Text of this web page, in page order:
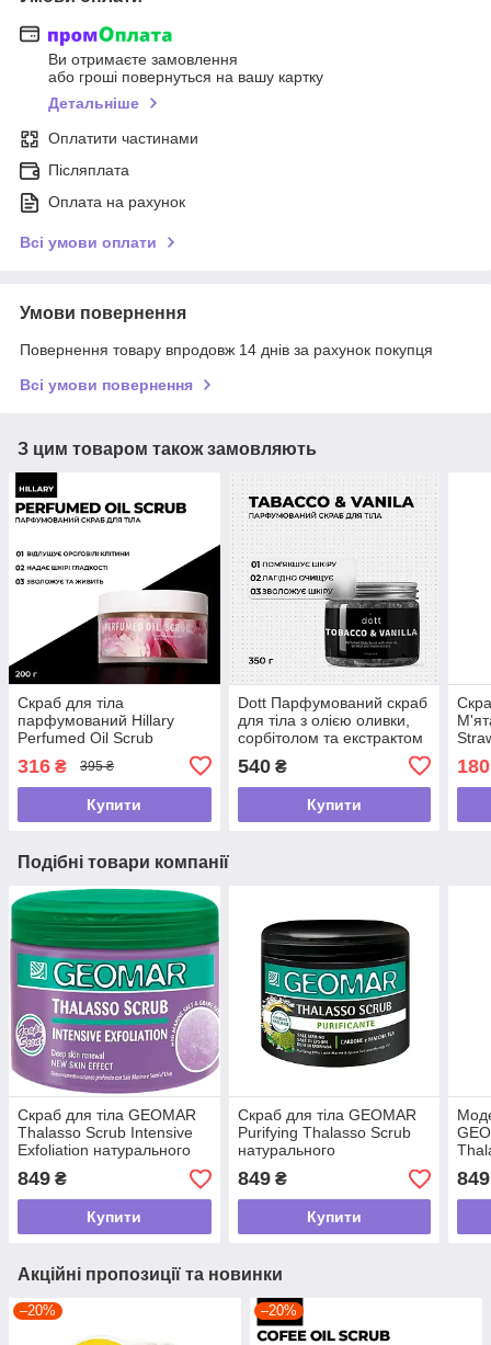
Ви отримаєте замовлення
або гроші повернуться на вашу картку
Детальніше
Оплатити частинами
Післяплата
Оплата на рахунок
Всі умови оплати
Умови повернення
Повернення товару впродовж 14 днів за рахунок покупця
Всі умови повернення
З цим товаром також замовляють
Скраб для тіла
парфумований Hillary
Perfumed Oil Scrub
316 ₴ 395 ₴
Купити
Dott Парфумований скраб
для тіла з олією оливки,
сорбітолом та екстрактом
VANILLA, 350 g
540₴
Купити
180
Подібні товари компанії
Скраб для тіла GEOMAR
Thalasso Scrub Intensive
Exfoliation натурального
походження, 600 мл
849 ₴
Купити
Скраб для тіла GEOMAR
Purifying Thalasso Scrub
натурального
походження, 600 г
849₴
Купити
849
Акційні пропозиції та новинки
–20% –20%